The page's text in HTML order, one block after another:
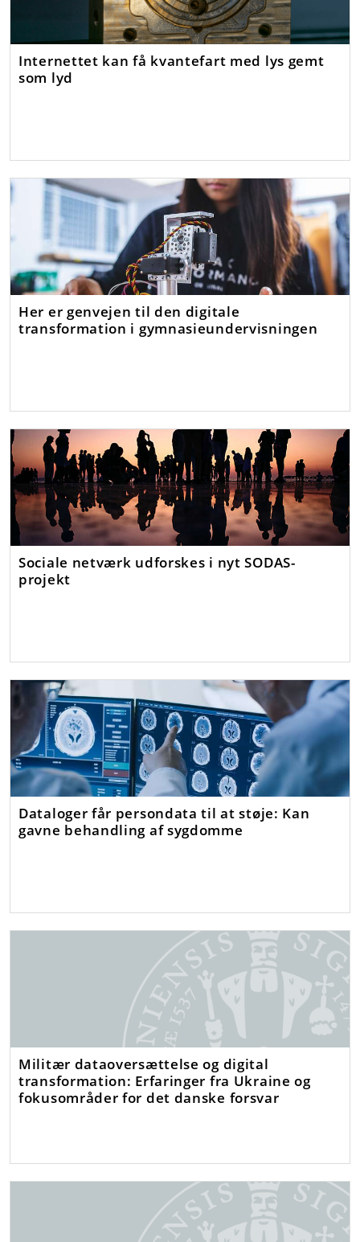
Internettet kan få kvantefart med lys gemt
som lyd
Her er genvejen til den digitale
transformation i gymnasieundervisningen
Sociale netværk udforskes i nyt SODAS-
projekt
Dataloger får persondata til at støje: Kan
gavne behandling af sygdomme
Militær dataoversættelse og digital
transformation: Erfaringer fra Ukraine og
fokusområder for det danske forsvar